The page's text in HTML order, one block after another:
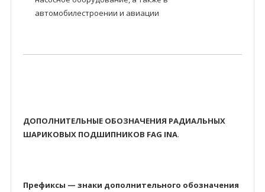
автомобилестроении и авиации
ДОПОЛНИТЕЛЬНЫЕ ОБОЗНАЧЕНИЯ РАДИАЛЬНЫХ
ШАРИКОВЫХ ПОДШИПНИКОВ FAG INA.
Префиксы — знаки дополнительного обозначения